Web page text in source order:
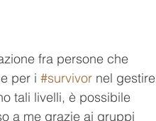
fra persone che
per i #survivor nel gestire
tali livelli, è possibile
a me grazie ai gruppi